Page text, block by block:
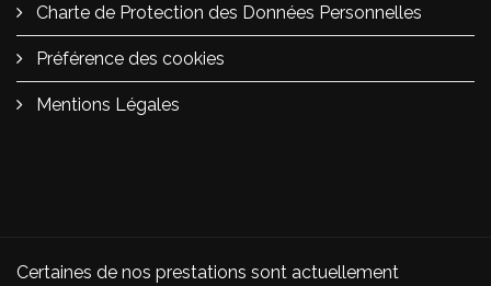
Charte de Protection des Données Personnelles
Préférence des cookies
Mentions Légales
Certaines de nos prestations sont actuellement